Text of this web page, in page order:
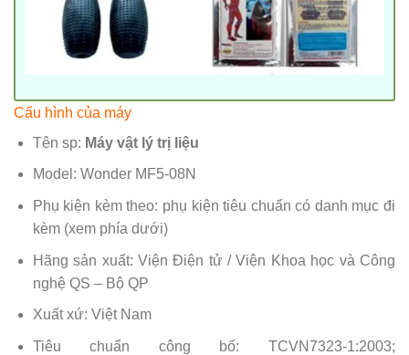
Cấu hình của máy
Tên sp: Máy vật lý trị liệu
Model: Wonder MF5-08N
Phụ kiện kèm theo: phụ kiện tiêu chuẩn có danh mục đi
kèm (xem phía dưới)
Hãng sản xuất: Viện Điện tử / Viện Khoa học và Công
nghệ QS – Bộ QP
Xuất xứ: Việt Nam
Tiêu chuẩn công bố: TCVN7323-1:2003;